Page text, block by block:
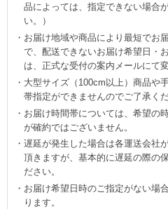
品によっては、指定できない場合
い。）
お届け地域や商品により最短でお
で、配送できないお届け希望日・
は、正式な受付の案内メールにて
大型サイズ（100cm以上）商品や
帯指定ができませんのでご了承くだ
お届け時間帯については、希望の
が確約ではございません。
遅延が発生した場合は各運送会社
頂きますが、基本的に遅延の際の
ださい。
お届け希望日時のご指定がない場
ります。